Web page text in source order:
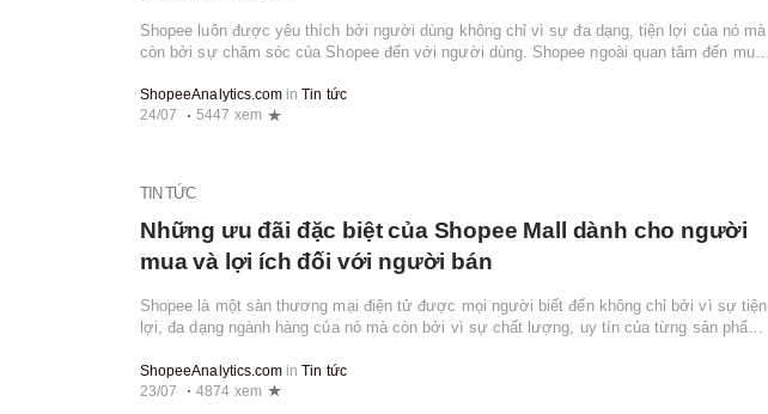
Shopee luôn được yêu thích bởi người dùng không chỉ vì sự đa dạng, tiện lợi của nó mà
còn bởi sự chăm sóc của Shopee đến với người dùng. Shopee ngoài quan tâm đến mua
ShopeeAnalytics.com inTin tức
24/07
5447 xem
TIN TỨC
Những ưu đãi đặc biệt của Shopee Mall dành cho người
mua và lợi ích đối với người bán
Shopee là một sàn thương mại điện tử được mọi người biết đến không chỉ bởi vì sự tiện
lợi, đa dạng ngành hàng của nó mà còn bởi vì sự chất lượng, uy tín của từng sản phẩm
ShopeeAnalytics.com inTin tức
23/07
4874 xem